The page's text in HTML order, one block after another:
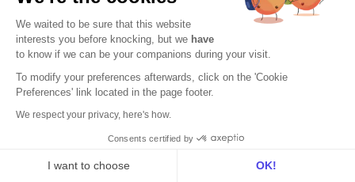
We waited to be sure that this website
interests you before knocking, but we have
to know if we can be your companions during your visit.
To modify your preferences afterwards, click on the 'Cookie
Preferences' link located in the page footer.
We respect your privacy, here's how.
Consents certified by
I want to choose OK!
Goed gedaan! Leexi heeft mijn professionele
leven duidelijk veranderd en vergemakkelijkt!
Paul-Jacques Moreau
Linkedin
Als dagelijkse gebruiker van Leexi raad ik het